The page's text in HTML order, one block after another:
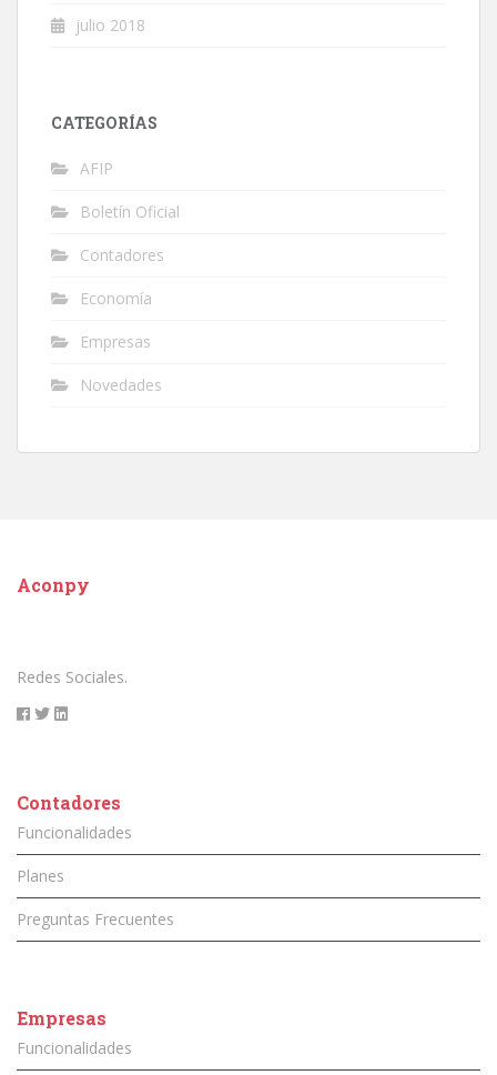
julio 2018
CATEGORÍAS
AFIP
Boletín Oficial
Contadores
Economía
Empresas
Novedades
Aconpy
Redes Sociales.
Contadores
Funcionalidades
Planes
Preguntas Frecuentes
Empresas
Funcionalidades